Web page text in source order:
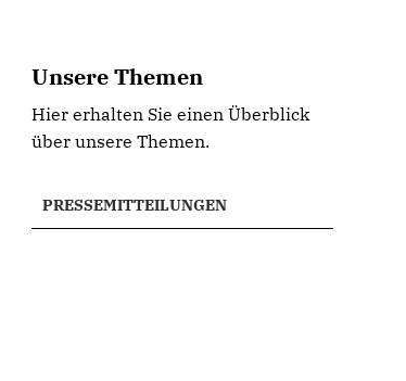
Unsere Themen
Hier erhalten Sie einen Überblick
über unsere Themen.
PRESSEMITTEILUNGEN